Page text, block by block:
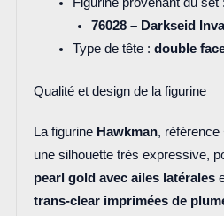
Figurine provenant du set :
76028 – Darkseid
Type de tête : double
Qualité et design de la figurine
La figurine Hawkman, référence
une silhouette très expressive,
pearl gold avec ailes latérales
trans-clear imprimées de